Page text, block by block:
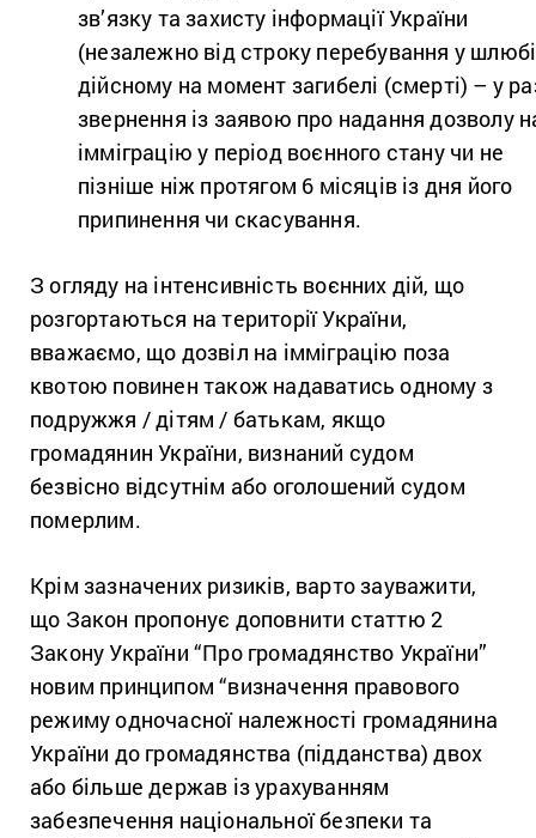
зв’язку та захисту інформації України
(незалежно від строку перебування у
дійсному на момент загибелі (смерті) – у
звернення із заявою про надання дозволу
імміграцію у період воєнного стану чи не
пізніше ніж протягом 6 місяців із дня його
припинення чи скасування.
З огляду на інтенсивність воєнних дій, що
розгортаються на території України,
вважаємо, що дозвіл на імміграцію поза
квотою повинен також надаватись одному з
подружжя / дітям / батькам, якщо
громадянин України, визнаний судом
безвісно відсутнім або оголошений судом
померлим.
Крім зазначених ризиків, варто зауважити,
що Закон пропонує доповнити статтю 2
Закону України “Про громадянство України”
новим принципом “визначення правового
режиму одночасної належності громадянина
України до громадянства (підданства) двох
або більше держав із урахуванням
забезпечення національноїбезпеки та